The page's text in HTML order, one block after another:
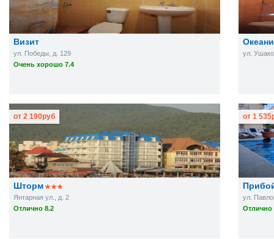
Визит
ул. Победы, д. 129
Очень хорошо 7.4
ул.
Шторм
Янтарная ул., д. 2
Отлично 8.2
от 2 190руб
ул.
Отлично
от 1 535